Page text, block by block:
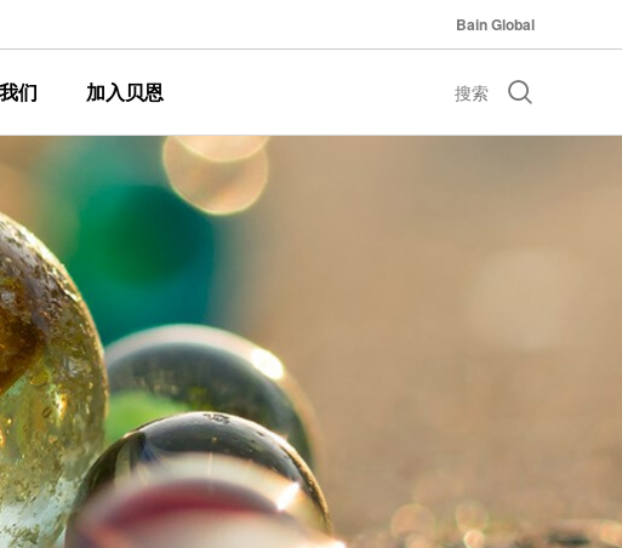
Bain Global
们 加入贝恩 搜索